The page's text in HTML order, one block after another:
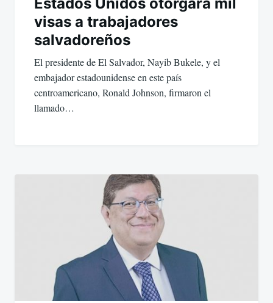
visas a trabajadores
salvadoreños
El presidente de El Salvador, Nayib Bukele, y el
embajador estadounidense en este país
centroamericano, Ronald Johnson, firmaron el
llamado…